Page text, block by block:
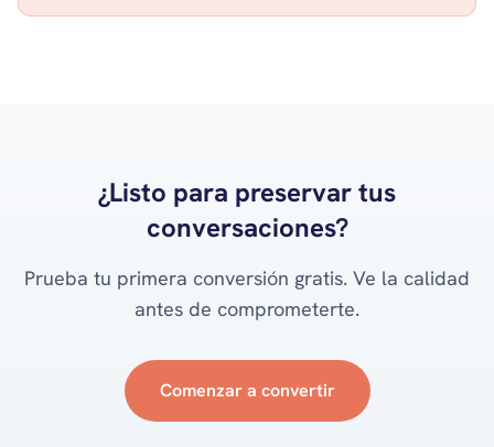
¿Listo para preservar tus
conversaciones?
Prueba tu primera conversión gratis. Ve la calidad
antes de comprometerte.
Comenzar a convertir